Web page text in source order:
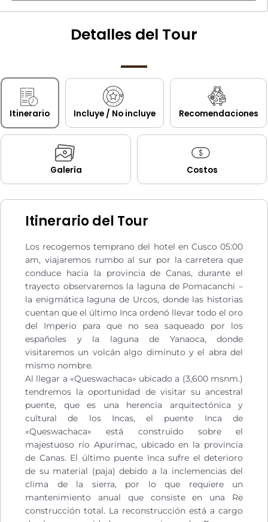
Detalles del Tour
Itinerario Incluye / No incluye Recomendaciones
Galería Costos
Itinerario del Tour
Los recogemos temprano del hotel en Cusco 05:00
am, viajaremos rumbo al sur por la carretera que
conduce hacia la provincia de Canas, durante el
trayecto observaremos la laguna de Pomacanchi –
la enigmática laguna de Urcos, donde las historias
cuentan que el último Inca ordenó llevar todo el oro
del Imperio para que no sea saqueado por los
españoles y la laguna de Yanaoca, donde
visitaremos un volcán algo diminuto y el abra del
mismo nombre.
Al llegar a «Queswachaca» ubicado a (3,600 msnm.)
tendremos la oportunidad de visitar su ancestral
puente, que es una herencia arquitectónica y
cultural de los Incas, el puente Inca de
«Queswachaca» está construido sobre el
majestuoso río Apurimac, ubicado en la provincia
de Canas. El último puente Inca sufre el deterioro
de su material (paja) debido a la inclemencias del
clima de la sierra, por lo que requiere un
mantenimiento anual que consiste en una Re
construcción total. La reconstrucción está a cargo